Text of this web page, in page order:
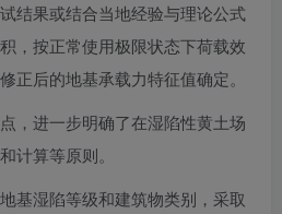
结果或结合当地经验与理论公式
，按正常使用极限状态下荷载效
正后的地基承载力特征值确定。
，进一步明确了在湿陷性黄土场
计算等原则。
基湿陷等级和建筑物类别，采取